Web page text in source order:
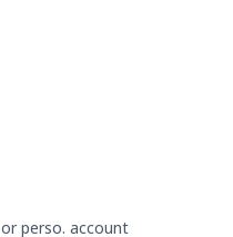
perso. account